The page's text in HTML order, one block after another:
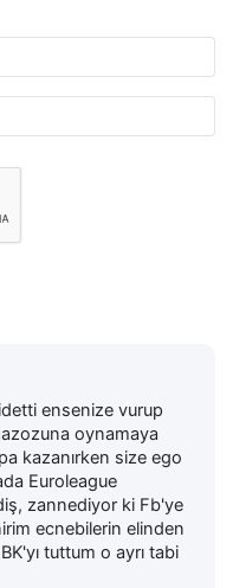
ensenize vurup
oynamaya
kazanırken size ego
Euroleague
zannediyor ki Fb'ye
ecnebilerin elinden
tuttum o ayrı tabi